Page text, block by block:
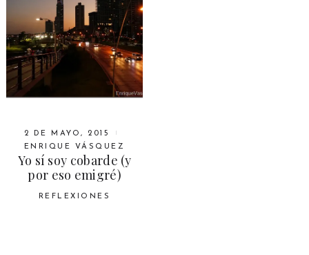
2 DE MAYO, 2015
ENRIQUE VÁSQUEZ
Yo sí soy cobarde (y
por eso emigré)
REFLEXIONES